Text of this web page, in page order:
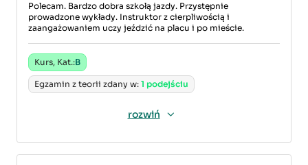
Polecam. Bardzo dobra szkołą jazdy. Przystępnie
prowadzone wykłady. Instruktor z cierpliwością i
zaangażowaniem uczy jeździć na placu i po mieście.
Kurs, Kat.:B
Egzamin z teorii zdany w: 1 podejściu
rozwiń